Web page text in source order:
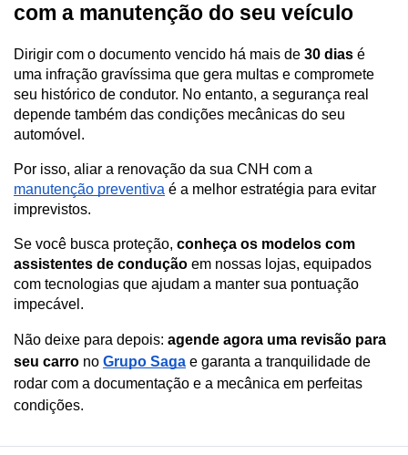
com a manutenção do seu veículo
Dirigir com o documento vencido há mais de 30 dias é
uma infração gravíssima que gera multas e compromete
seu histórico de condutor. No entanto, a segurança real
depende também das condições mecânicas do seu
automóvel.
manutenção preventiva é a melhor estratégia para evitar
imprevistos.
Se você busca proteção, conheça os modelos com
assistentes de condução em nossas lojas, equipados
com tecnologias que ajudam a manter sua pontuação
impecável.
Não deixe para depois: agende agora uma revisão para
seu carro no Grupo Saga e garanta a tranquilidade de
rodar com a documentação e a mecânica em perfeitas
condições.